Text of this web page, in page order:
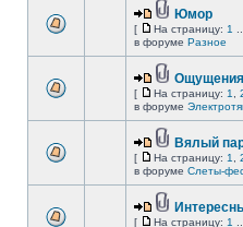
Юмор
[ На страницу: 1
в форуме Разное
Ощущения
[ На страницу: 1
в форуме
Вялый
[ На страницу: 1
в форуме Слеты-
[ На страницу: 1